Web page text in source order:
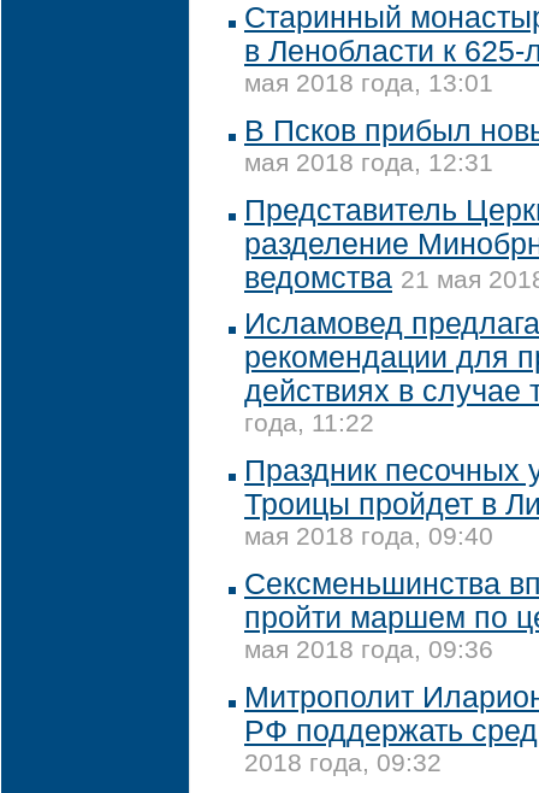
Старинный
в Ленобласти к 625-
мая 2018 года, 13:01
В Псков прибыл
мая 2018 года, 12:31
Представитель
разделение
ведомства 21 мая
Исламовед
рекомендации для
действиях в случае
года, 11:22
Праздник песочных
Троицы пройдет в
мая 2018 года, 09:40
Сексменьшинства
пройти маршем по
мая 2018 года, 09:36
Митрополит
РФ поддержать
2018 года, 09:32